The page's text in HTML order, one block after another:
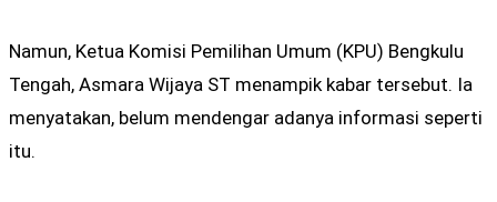
Namun, Ketua Komisi Pemilihan Umum (KPU) Bengkulu
Tengah, Asmara Wijaya ST menampik kabar tersebut. Ia
menyatakan, belum mendengar adanya informasi seperti
itu.